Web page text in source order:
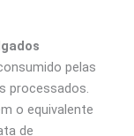
pelas
processados.
o equivalente
de